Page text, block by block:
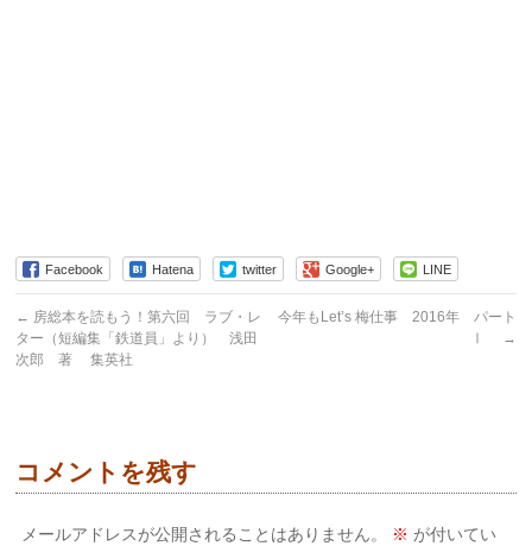
Facebook Hatena twitter Google+ LINE
← 房総本を読もう！第六回 ラブ・レ
ター（短編集「鉄道員」より） 浅田
次郎 著 集英社
今年もLet’s 梅仕事 2016年 パート
Ⅰ
→
コメントを残す
メールアドレスが公開されることはありません。 ※ が付いてい